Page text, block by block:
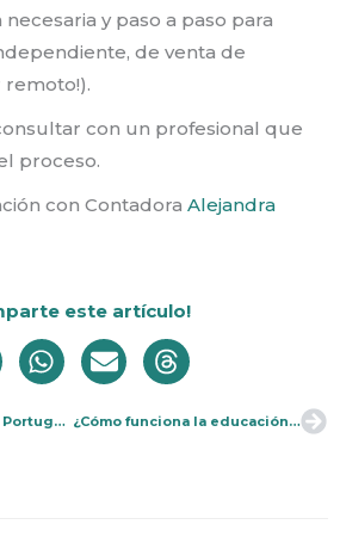
y paso a paso para
de venta de
remoto!).
con un profesional que
proceso.
con Contadora Alejandra
este artículo!
Vivir y emprender en Portugal, ¿cómo es la experiencia? ¿Cómo funciona la educación secundaria en Portugal?